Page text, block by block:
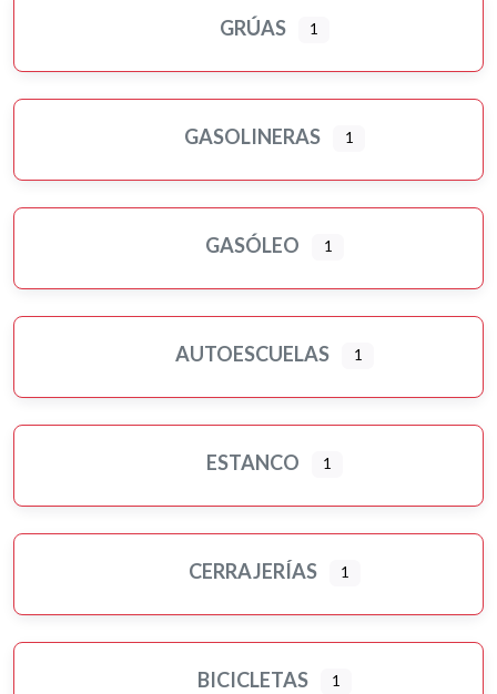
GRÚAS 1
GASOLINERAS 1
GASÓLEO 1
AUTOESCUELAS 1
ESTANCO 1
CERRAJERÍAS 1
BICICLETAS 1